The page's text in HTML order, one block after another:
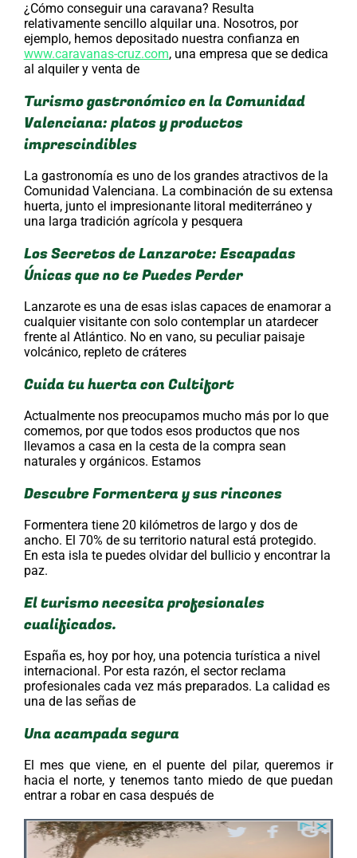
¿Cómo conseguir una caravana? Resulta
relativamente sencillo alquilar una. Nosotros, por
ejemplo, hemos depositado nuestra confianza en
www.caravanas-cruz.com, una empresa que se dedica
al alquiler y venta de
Turismo gastronómico en la Comunidad
Valenciana: platos y productos
imprescindibles
La gastronomía es uno de los grandes atractivos de la
Comunidad Valenciana. La combinación de su extensa
huerta, junto el impresionante litoral mediterráneo y
una larga tradición agrícola y pesquera
Los Secretos de Lanzarote: Escapadas
Únicas que no te Puedes Perder
Lanzarote es una de esas islas capaces de enamorar a
cualquier visitante con solo contemplar un atardecer
frente al Atlántico. No en vano, su peculiar paisaje
volcánico, repleto de cráteres
Cuida tu huerta con Cultifort
Actualmente nos preocupamos mucho más por lo que
comemos, por que todos esos productos que nos
llevamos a casa en la cesta de la compra sean
naturales y orgánicos. Estamos
Descubre Formentera y sus rincones
Formentera tiene 20 kilómetros de largo y dos de
ancho. El 70% de su territorio natural está protegido.
En esta isla te puedes olvidar del bullicio y encontrar la
paz.
El turismo necesita profesionales
cualificados.
España es, hoy por hoy, una potencia turística a nivel
internacional. Por esta razón, el sector reclama
profesionales cada vez más preparados. La calidad es
una de las señas de
Una acampada segura
El mes que viene, en el puente del pilar, queremos ir
hacia el norte, y tenemos tanto miedo de que puedan
entrar a robar en casa después de